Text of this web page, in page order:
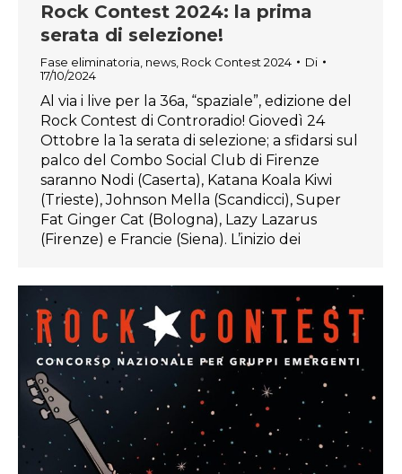
Rock Contest 2024: la prima
serata di selezione!
Fase eliminatoria news Rock Contest 2024
Di
17/10/2024
Al via i live per la 36a, “spaziale”, edizione del
Rock Contest di Controradio! Giovedì 24
Ottobre la 1a serata di selezione; a sfidarsi sul
palco del Combo Social Club di Firenze
saranno Nodi (Caserta), Katana Koala Kiwi
(Trieste), Johnson Mella (Scandicci), Super
Fat Ginger Cat (Bologna), Lazy Lazarus
(Firenze) e Francie (Siena). L’inizio dei